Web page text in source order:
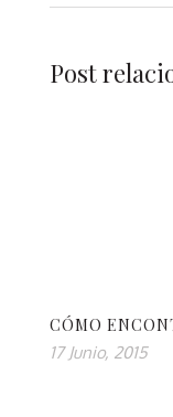
Post
CÓMO
17 Junio, 2015